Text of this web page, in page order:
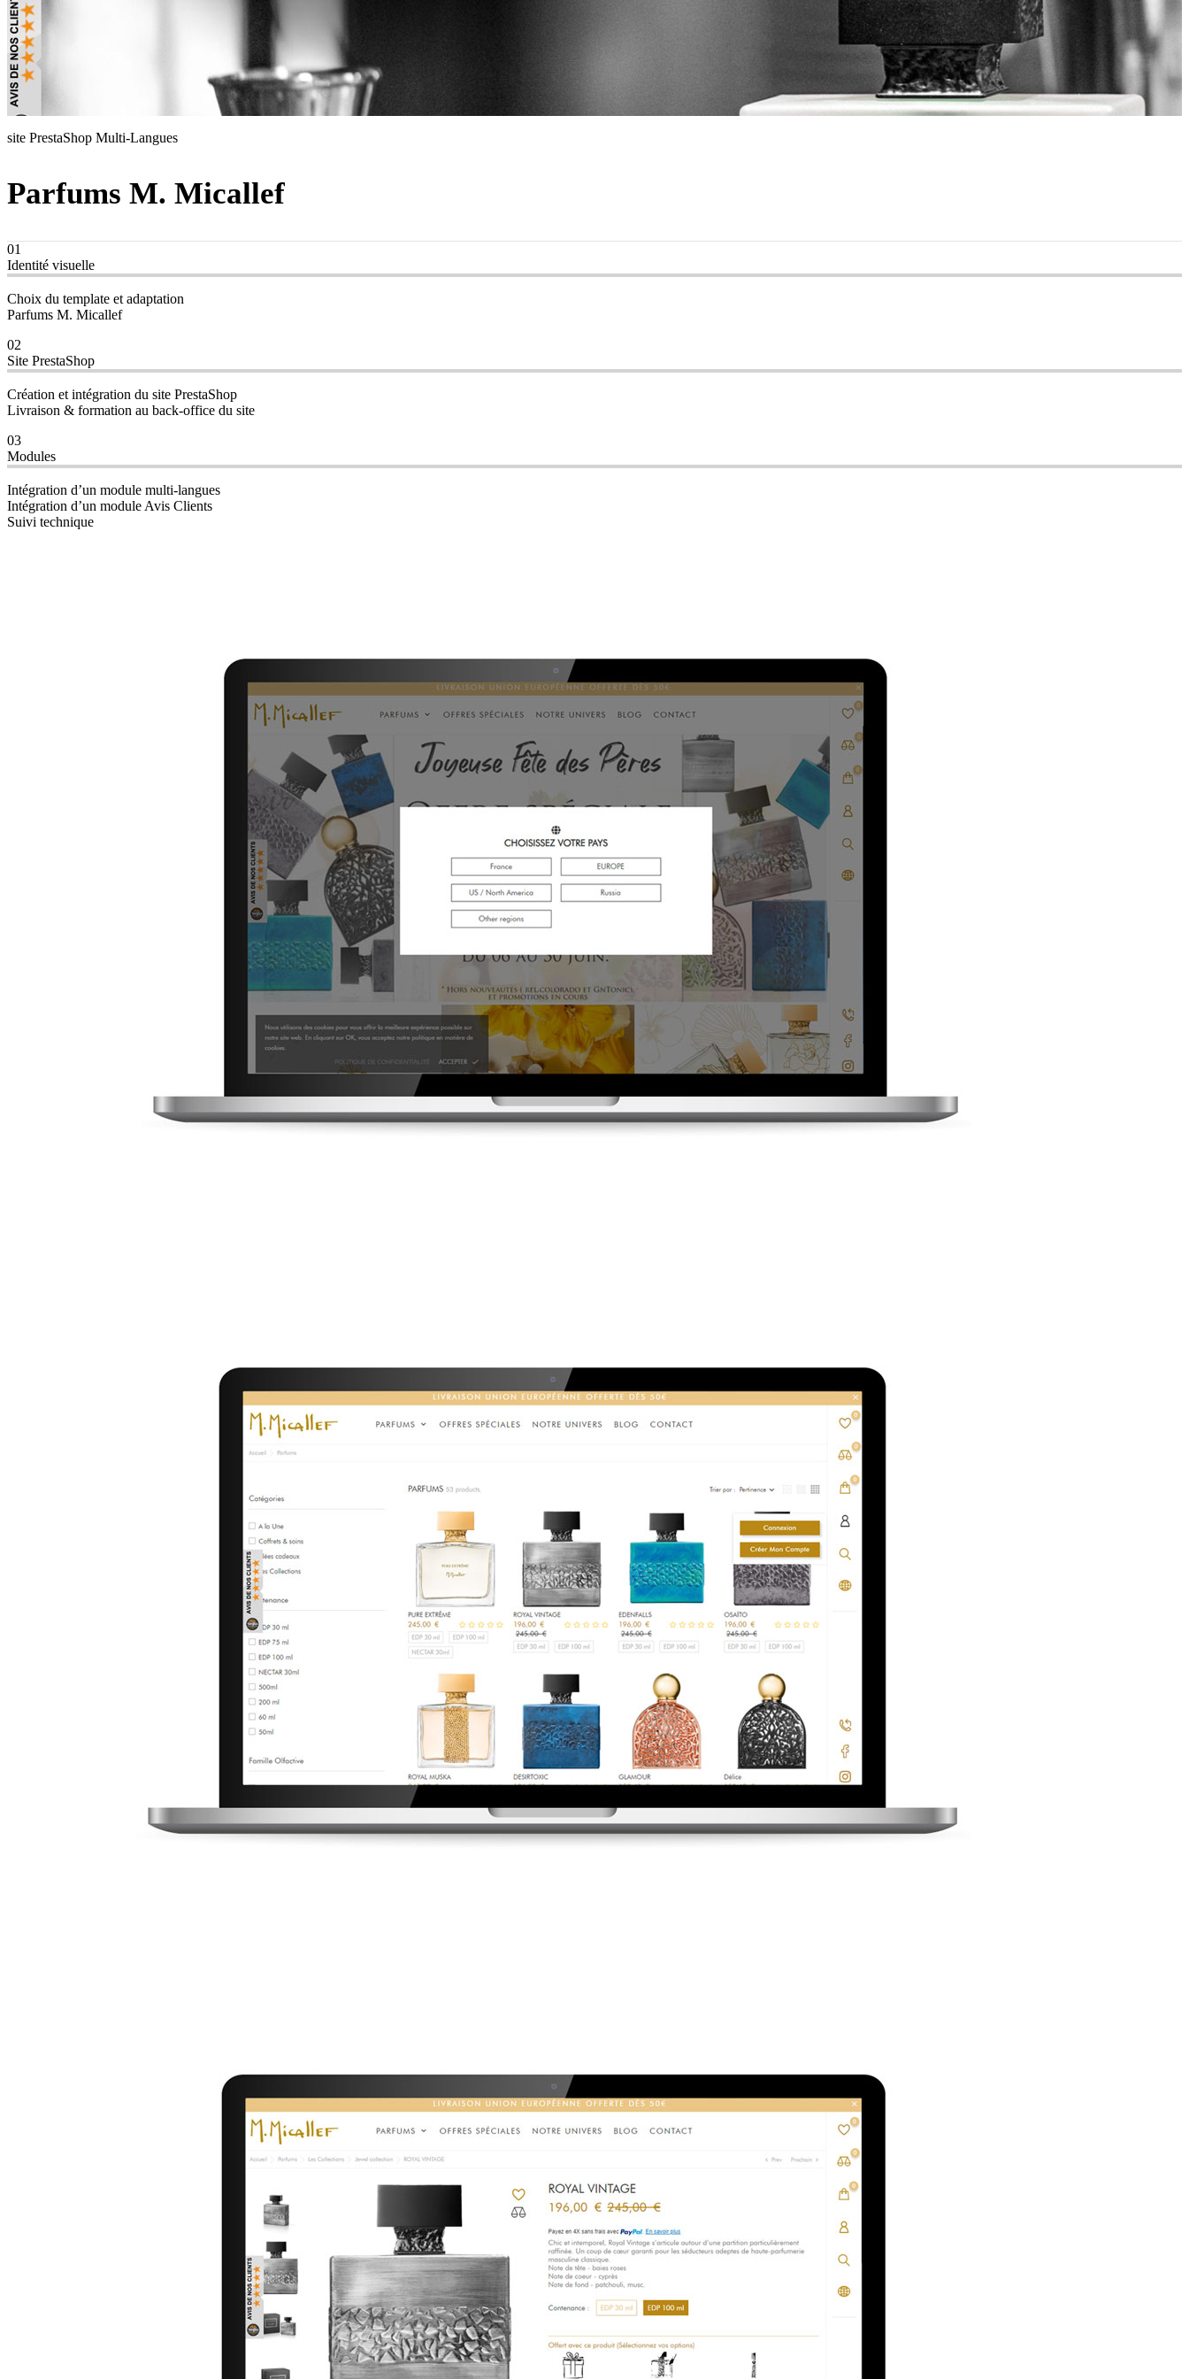
site PrestaShop Multi-Langues
Parfums M. Micallef
01
Identité visuelle
Choix du template et adaptation
Parfums M. Micallef
02
Site PrestaShop
Création et intégration du site PrestaShop
Livraison & formation au back-office du site
03
Modules
Intégration d’un module multi-langues
Intégration d’un module Avis Clients
Suivi technique